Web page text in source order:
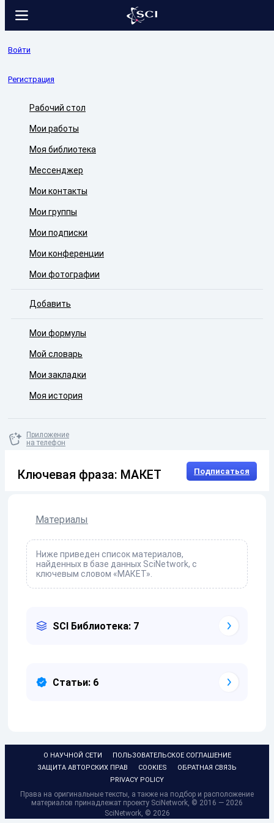
Войти
Регистрация
Рабочий стол
Мои работы
Моя библиотека
Мессенджер
Мои контакты
Мои группы
Мои подписки
Мои конференции
Мои фотографии
Добавить
Мои формулы
Мой словарь
Мои закладки
Моя история
Приложение
на телефон
Ключевая фраза: МАКЕТ Подписаться
Материалы
Ниже приведен список материалов,
найденных в базе данных SciNetwork, с
ключевым словом «МАКЕТ».
SCI Библиотека: 7
Статьи: 6
О НАУЧНОЙ СЕТИ
ПОЛЬЗОВАТЕЛЬСКОЕ СОГЛАШЕНИЕ
ЗАЩИТА АВТОРСКИХ ПРАВ
COOKIES
ОБРАТНАЯ СВЯЗЬ
PRIVACY POLICY
Права на оригинальные тексты, а также на подбор и расположение
материалов принадлежат проекту SciNetwork, © 2016 — 2026
SciNetwork, © 2026